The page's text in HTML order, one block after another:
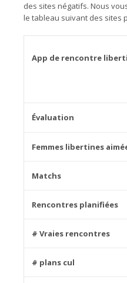
des sites négatifs. Nous
le tableau suivant des sites